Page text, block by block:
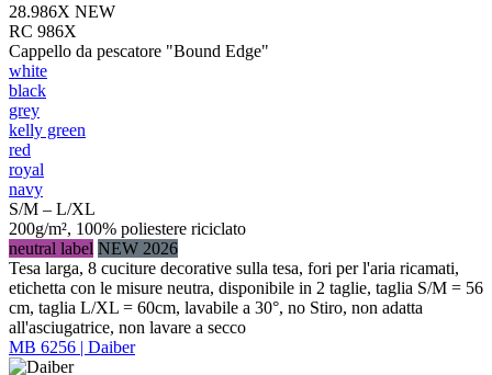
28.986X NEW
RC 986X
Cappello da pescatore "Bound Edge"
white
black
grey
kelly green
red
royal
navy
S/M – L/XL
200g/m², 100% poliestere riciclato
neutral label NEW 2026
Tesa larga, 8 cuciture decorative sulla tesa, fori per l'aria ricamati,
etichetta con le misure neutra, disponibile in 2 taglie, taglia S/M = 56
cm, taglia L/XL = 60cm, lavabile a 30°, no Stiro, non adatta
all'asciugatrice, non lavare a secco
MB 6256 | Daiber